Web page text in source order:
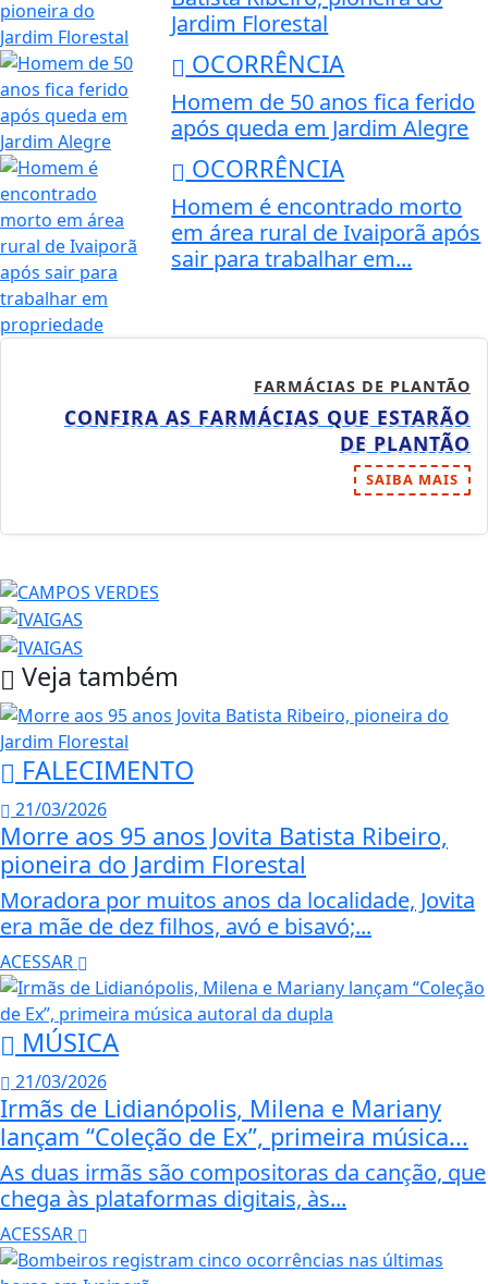
Jardim Florestal
OCORRÊNCIA
Homem de 50 anos fica ferido
após queda em Jardim Alegre
OCORRÊNCIA
Homem é encontrado morto
em área rural de Ivaiporã após
sair para trabalhar em...
FARMÁCIAS DE PLANTÃO
CONFIRA AS FARMÁCIAS QUE ESTARÃO
DE PLANTÃO
SAIBA MAIS
Veja também
FALECIMENTO
21/03/2026
Morre aos 95 anos Jovita Batista Ribeiro,
pioneira do Jardim Florestal
Moradora por muitos anos da localidade, Jovita
era mãe de dez filhos, avó e bisavó;...
ACESSAR
MÚSICA
21/03/2026
Irmãs de Lidianópolis, Milena e Mariany
lançam “Coleção de Ex”, primeira música...
As duas irmãs são compositoras da canção, que
chega às plataformas digitais, às...
ACESSAR